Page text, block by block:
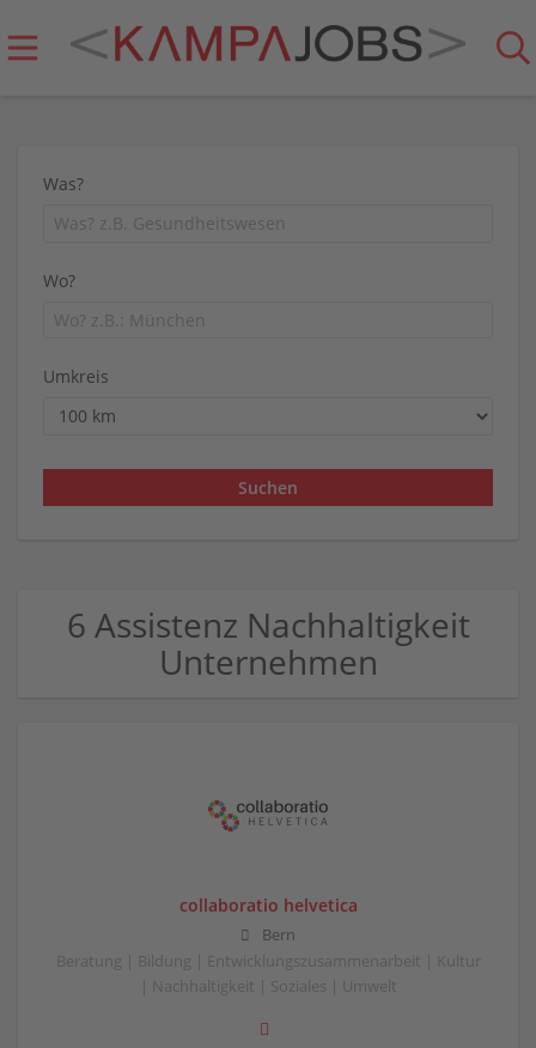
Was?
Wo?
Umkreis
6 Assistenz Nachhaltigkeit
Unternehmen
collaboratio helvetica
Bern
Beratung | Bildung | Entwicklungszusammenarbeit | Kultur
| Nachhaltigkeit | Soziales | Umwelt